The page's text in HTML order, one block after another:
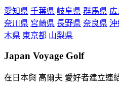
愛知県 千葉県 岐阜県 群馬県
奈川県 宮崎県 長野県 奈良県
木県 東京都 山梨県
Japan Voyage Golf
在日本與 高爾夫 愛好者建立連